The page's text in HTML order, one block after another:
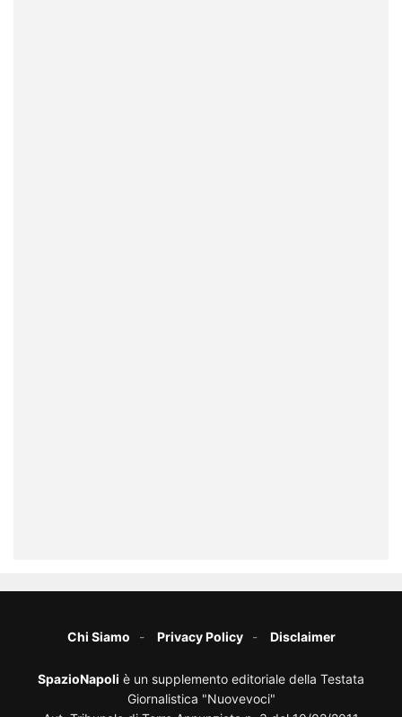
Chi Siamo Privacy Policy Disclaimer
SpazioNapoli è un supplemento editoriale della Testata
Giornalistica "Nuovevoci"